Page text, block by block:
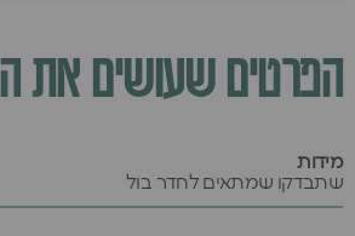
הפרטים שעושים את
מידות
שתבדקו שמתאים לחדר בול